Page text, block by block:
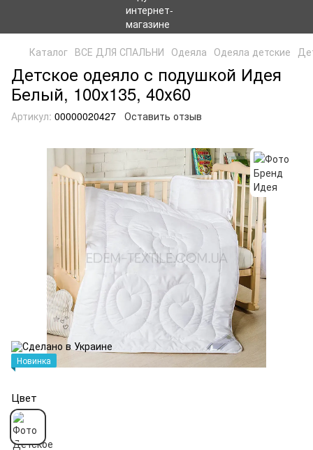
Каталог ВСЕ ДЛЯ СПАЛЬНИ Одеяла Одеяла детские
Детское одеяло с подушкой Идея
Белый, 100х135, 40х60
Артикул: 00000020427 Оставить отзыв
Новинка
Цвет